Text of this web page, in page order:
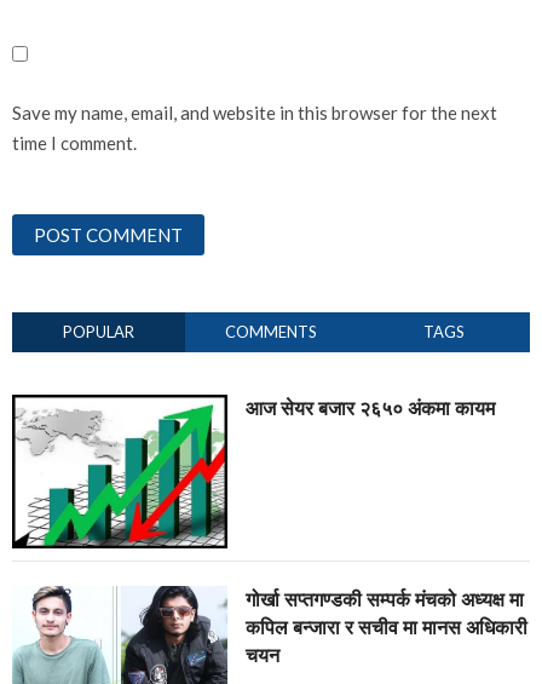
Save my name, email, and website in this browser for the next
time I comment.
POPULAR COMMENTS TAGS
आज सेयर बजार २६५० अंकमा कायम
गोर्खा सप्तगण्डकी सम्पर्क मंचको अध्यक्ष मा
कपिल बन्जारा र सचीव मा मानस अधिकारी
चयन